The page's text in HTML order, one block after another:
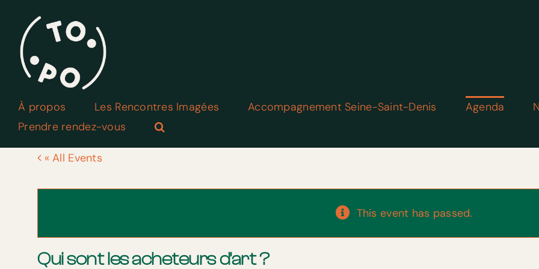
content
À propos Les Rencontres Imagées Accompagnement Seine-Saint-Denis Agenda
Prendre rendez-vous
« All Events
This event has passed.
Qui sont les acheteurs d’art ?